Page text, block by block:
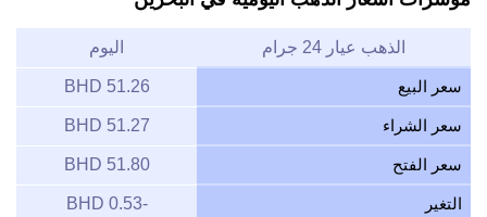
الذهب عيار 24 جرام اليوم
سعر البيع 51.26 BHD
سعر الشراء 51.27 BHD
سعر الفتح 51.80 BHD
التغير -0.53 BHD